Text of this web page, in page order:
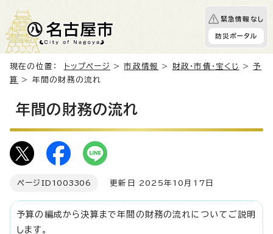
緊急情報なし
防災ポータル
現在の位置： トップページ >市政情報 > 財政・市債・宝くじ >予
算
> 年間の財務の流れ
年間の財務の流れ
ページID 1003306 更新日 2025年10月17日
予算の編成から決算まで年間の財務の流れについてご説明
します。